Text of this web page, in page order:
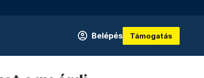
Belépés Támogatás